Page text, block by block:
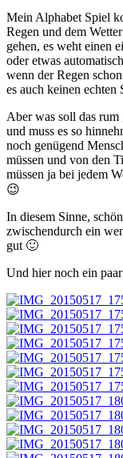
Mein Alphabet Spiel
Regen und dem
gehen, es weht einen
oder etwas
wenn der Regen
es auch keinen echten
Aber was soll das rum
und muss es so
noch genügend
müssen und von den
müssen ja bei jedem
😉
In diesem Sinne,
zwischendurch ein
gut 🙂
Und hier noch ein